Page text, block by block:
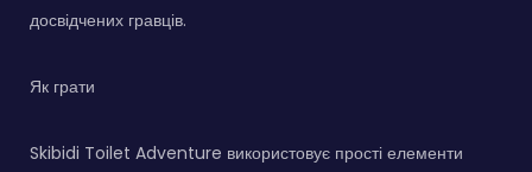
досвідчених гравців.
Як грати
Skibidi Toilet Adventure використовує прості елементи